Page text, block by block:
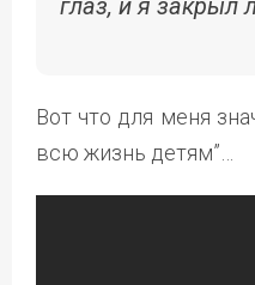
Вот что для меня
всю жизнь детям”…